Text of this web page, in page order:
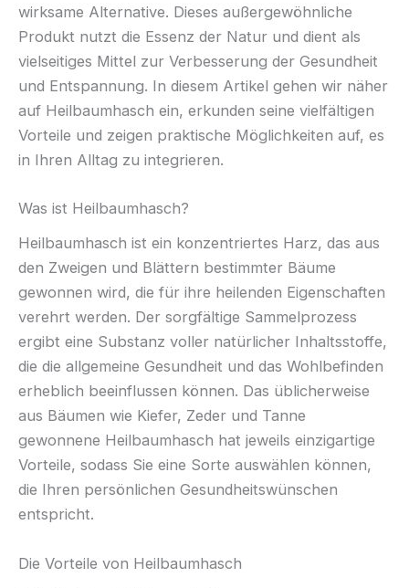
wirksame Alternative. Dieses außergewöhnliche
Produkt nutzt die Essenz der Natur und dient als
vielseitiges Mittel zur Verbesserung der Gesundheit
und Entspannung. In diesem Artikel gehen wir näher
auf Heilbaumhasch ein, erkunden seine vielfältigen
Vorteile und zeigen praktische Möglichkeiten auf, es
in Ihren Alltag zu integrieren.
Was ist Heilbaumhasch?
Heilbaumhasch ist ein konzentriertes Harz, das aus
den Zweigen und Blättern bestimmter Bäume
gewonnen wird, die für ihre heilenden Eigenschaften
verehrt werden. Der sorgfältige Sammelprozess
ergibt eine Substanz voller natürlicher Inhaltsstoffe,
die die allgemeine Gesundheit und das Wohlbefinden
erheblich beeinflussen können. Das üblicherweise
aus Bäumen wie Kiefer, Zeder und Tanne
gewonnene Heilbaumhasch hat jeweils einzigartige
Vorteile, sodass Sie eine Sorte auswählen können,
die Ihren persönlichen Gesundheitswünschen
entspricht.
Die Vorteile von Heilbaumhasch